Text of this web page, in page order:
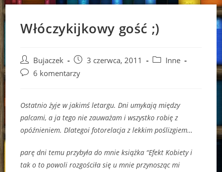
Włóczykijkowy gość ;)
Post
author:
Bujaczek
Post
published:
3 czerwca, 2011
PostInne
Post6 komentarzy
Ostatnio żyje w jakimś letargu. Dni umykają między
palcami, a ja tego nie zauważam i wszystko robię z
opóźnieniem. Dlategoi fotorelacja z lekkim poślizgiem…
parę dni temu przybyła do mnie książka “Efekt Kobiety i
tak o to powoli rozgościła się u mnie przynosząc mi